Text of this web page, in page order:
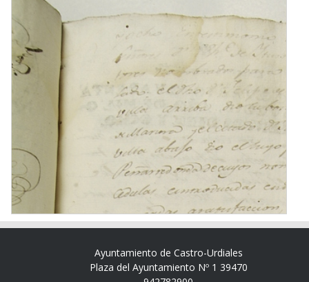
Ayuntamiento de Castro-Urdiales
Plaza del Ayuntamiento Nº 1 39470